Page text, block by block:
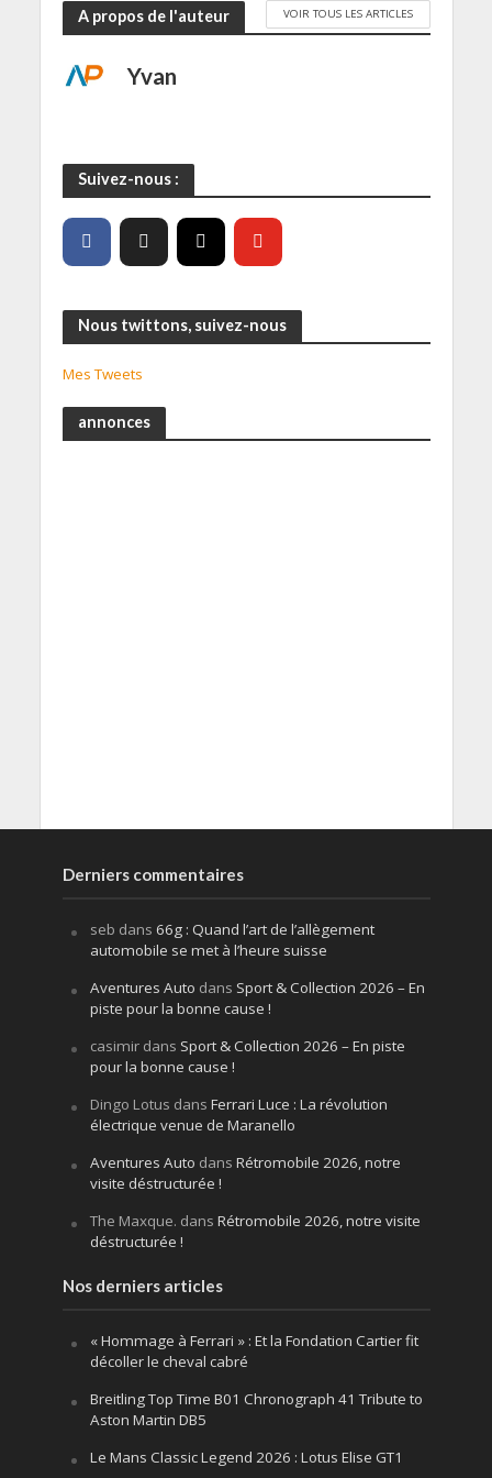
A propos de l'auteur VOIR TOUS LES ARTICLES
Yvan
Suivez-nous :
Nous twittons, suivez-nous
Mes Tweets
annonces
Derniers commentaires
seb dans 66g : Quand l’art de l’allègement
automobile se met à l’heure suisse
Aventures Auto dans Sport & Collection 2026 – En
piste pour la bonne cause !
casimirdans Sport & Collection 2026 – En piste
pour la bonne cause !
Dingo Lotus dans Ferrari Luce : La révolution
électrique venue de Maranello
Aventures Auto dans Rétromobile 2026, notre
visite déstructurée !
The Maxque. dans Rétromobile 2026, notre visite
déstructurée !
Nos derniers articles
« Hommage à Ferrari » : Et la Fondation Cartier fit
décoller le cheval cabré
Breitling Top Time B01 Chronograph 41 Tribute to
Aston Martin DB5
Le Mans Classic Legend 2026 : Lotus Elise GT1